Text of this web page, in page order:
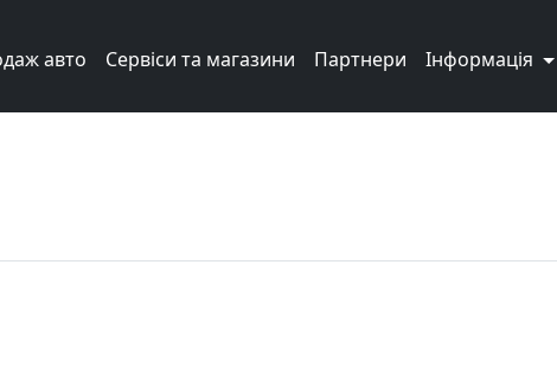
авто Сервіси та магазини Партнери Інформація